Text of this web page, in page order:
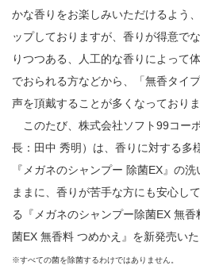
かな香りをお楽しみいただけるよう
ップしておりますが、香りが得意で
りつつある、人工的な香りによって
でおられる方などから、「無香タイ
声を頂戴することが多くなっておりま
このたび、株式会社ソフト99コー
長：田中 秀明）は、香りに対する多
『メガネのシャンプー 除菌EX』の
ままに、香りが苦手な方にも安心し
る『メガネのシャンプー除菌EX 無
菌EX 無香料 つめかえ』を新発売いた
※すべての菌を除菌するわけではありません。